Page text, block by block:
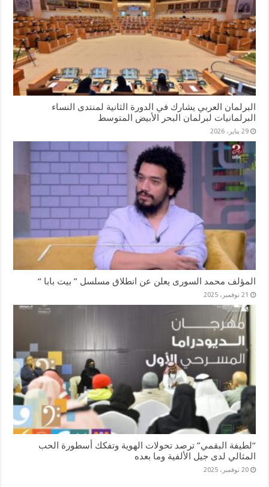
البرلمان العربي يشارك في الدورة الثانية لمنتدى النساء
البرلمانيات لبرلمان البحر الأبيض المتوسط
29 يناير، 2026
المؤلف محمد السورى يعلن عن انطلاق مسلسل ” بيت بابا “
21 نوفمبر، 2025
“لطيفة البقمي” ترصد تحولات الهوية وتفكك أسطورة الحب
المثالي لدى جيل الألفية وما بعده
20 نوفمبر، 2025